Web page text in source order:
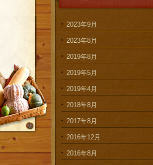
2023年9月
2023年8月
2019年8月
2019年5月
2019年4月
2018年8月
2017年8月
2016年12月
2016年8月